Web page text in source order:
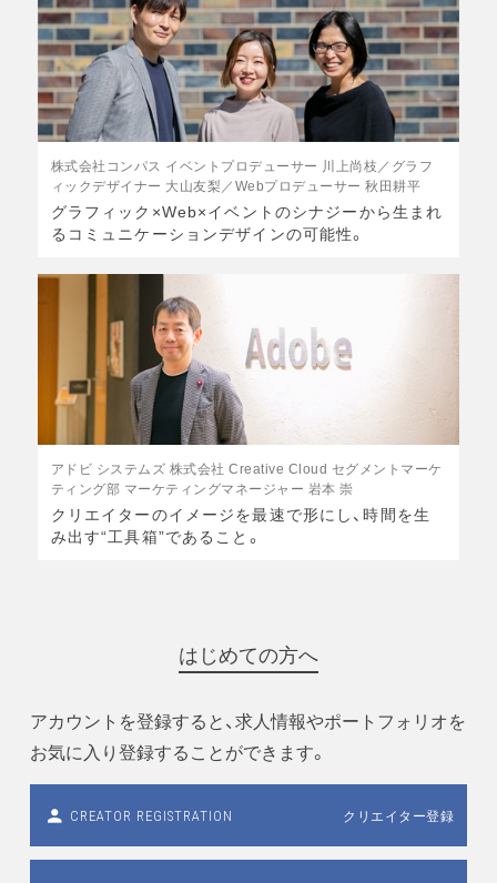
株式会社コンパス イベントプロデューサー 川上尚枝／グラフ
ィックデザイナー 大山友梨／Webプロデューサー 秋田耕平
グラフィック×Web×イベントのシナジーから生まれ
るコミュニケーションデザインの可能性。
アドビ システムズ 株式会社 Creative Cloud セグメントマーケ
ティング部 マーケティングマネージャー 岩本 崇
クリエイターのイメージを最速で形にし、時間を生
み出す“工具箱”であること。
はじめての方へ
アカウントを登録すると、求人情報やポートフォリオを
お気に入り登録することができます。
CREATOR REGISTRATION クリエイター登録